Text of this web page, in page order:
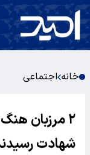
خانه اجتماعی
۲ مرزبان
شهادت